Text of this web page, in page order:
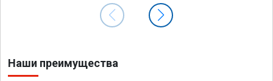
Наши преимущества